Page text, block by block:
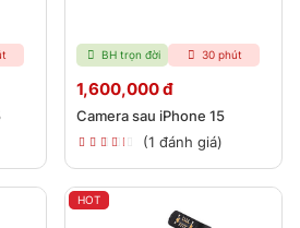
BH trọn đời 30 phút
1,600,000 đ
Camera sau iPhone 15
(1 đánh giá)
HOT